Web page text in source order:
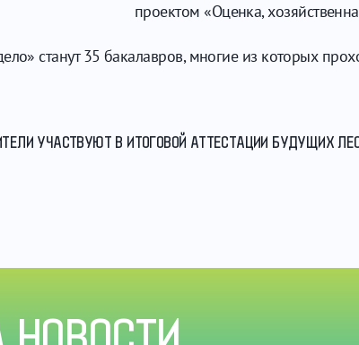
проектом «Оценка,
станут 35 бакалавров, многие из которых
УЧАСТВУЮТ В ИТОГОВОЙ АТТЕСТАЦИИ БУДУЩИХ